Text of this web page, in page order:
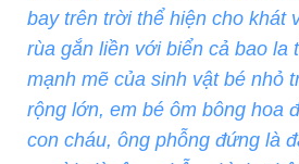
bay trên trời thể hiện cho khát
rùa gắn liền với biển cả bao la
mạnh mẽ của sinh vật bé nhỏ
rộng lớn, em bé ôm bông hoa
con cháu, ông phỗng đứng là